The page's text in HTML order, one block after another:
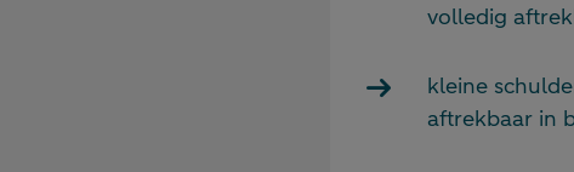
volledig
kleine
aftrekbaar in